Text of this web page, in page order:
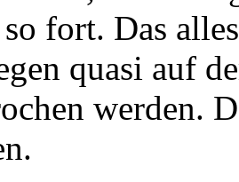
fort. Das
quasi auf
werden.